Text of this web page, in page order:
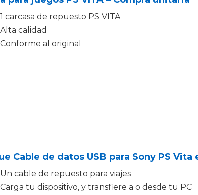
1 carcasa de repuesto PS VITA
Alta calidad
Conforme al original
Cable de datos USB para Sony PS Vita
Un cable de repuesto para viajes
Carga tu dispositivo, y transfiere a o desde tu PC